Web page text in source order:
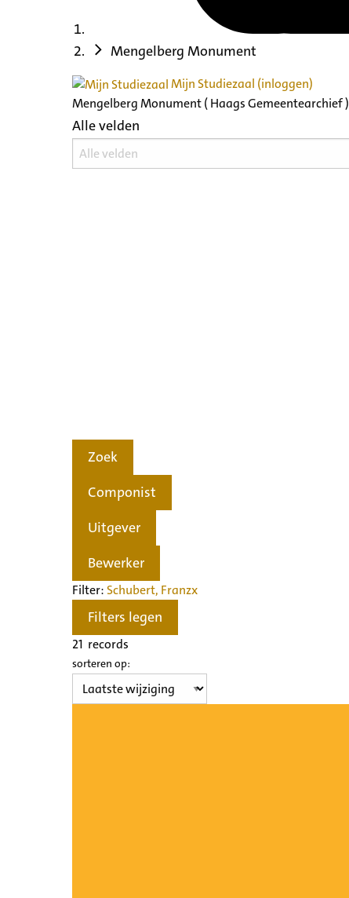
Mengelberg Monument
Mijn Studiezaal (inloggen)
Mengelberg Monument ( Haags Gemeentearchief )
Alle velden
Zoek
Componist
Uitgever
Bewerker
Filter: Schubert, Franzx
Filters legen
21 records
sorteren op: